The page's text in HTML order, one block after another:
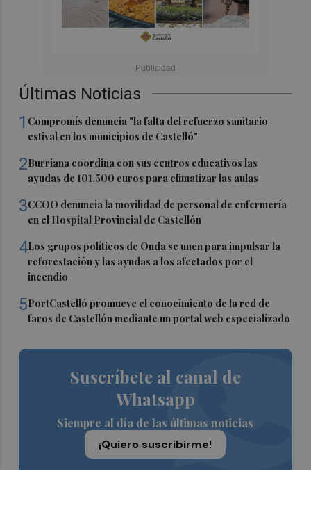
Últimas Noticias
1 Compromís denuncia "la falta del refuerzo sanitario
estival en los municipios de Castelló"
2Burriana coordina con sus centros educativos las
ayudas de 101.500 euros para climatizar las aulas
3CCOO denuncia la movilidad de personal de enfermería
en el Hospital Provincial de Castellón
4Los grupos políticos de Onda se unen para impulsar la
reforestación y las ayudas a los afectados por el
incendio
5PortCastelló promueve el conocimiento de la red de
faros de Castellón mediante un portal web especializado
Suscríbete al canal de
Whatsapp
Siempre al día de las últimas noticias
¡Quiero suscribirme!